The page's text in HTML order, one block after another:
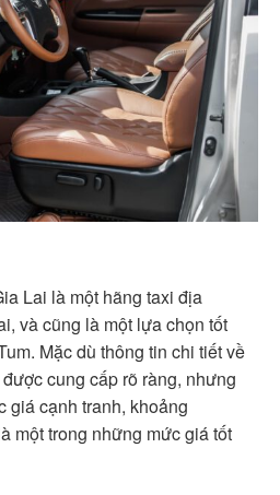
Lai là một hãng taxi địa
và cũng là một lựa chọn tốt
Mặc dù thông tin chi tiết về
cung cấp rõ ràng, nhưng
giá cạnh tranh, khoảng
một trong những mức giá tốt